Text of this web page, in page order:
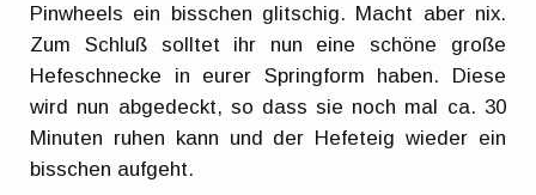
Pinwheels ein bisschen glitschig. Macht aber nix.
Zum Schluß solltet ihr nun eine schöne große
Hefeschnecke in eurer Springform haben. Diese
wird nun abgedeckt, so dass sie noch mal ca. 30
Minuten ruhen kann und der Hefeteig wieder ein
bisschen aufgeht.